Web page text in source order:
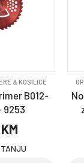
& KOSILICE
B012-
9253